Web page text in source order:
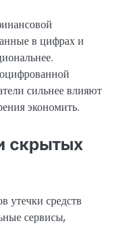
в цифрах и
сильнее влияют
экономить.
скрытых
утечки средств
сервисы,